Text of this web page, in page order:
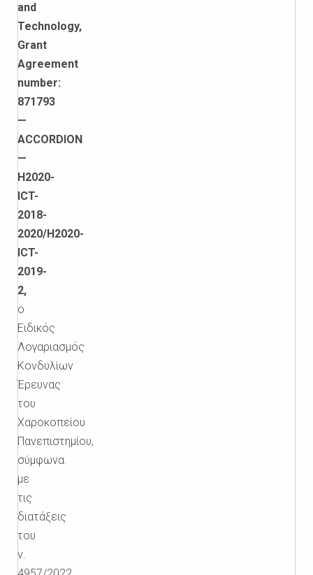
and
Technology,
Grant
Agreement
number:
871793
—
ACCORDION
—
H2020-
ICT-
2018-
2020/H2020-
ICT-
2019-
2,
ο
Ειδικός
Λογαριασμός
Κονδυλίων
Έρευνας
του
Χαροκοπείου
Πανεπιστημίου,
σύμφωνα
με
τις
διατάξεις
του
ν.